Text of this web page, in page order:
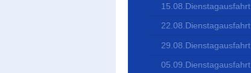
15.08.Dienstagausfahrt
22.08.Dienstagausfahrt
29.08.Dienstagausfahrt
05.09.Dienstagausfahrt